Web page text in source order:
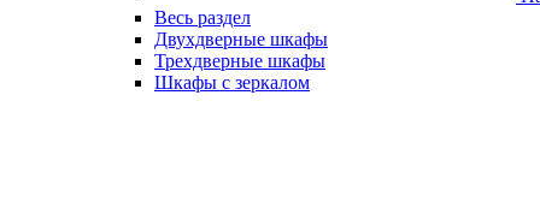
Весь раздел
Двухдверные шкафы
Трехдверные шкафы
Шкафы с зеркалом